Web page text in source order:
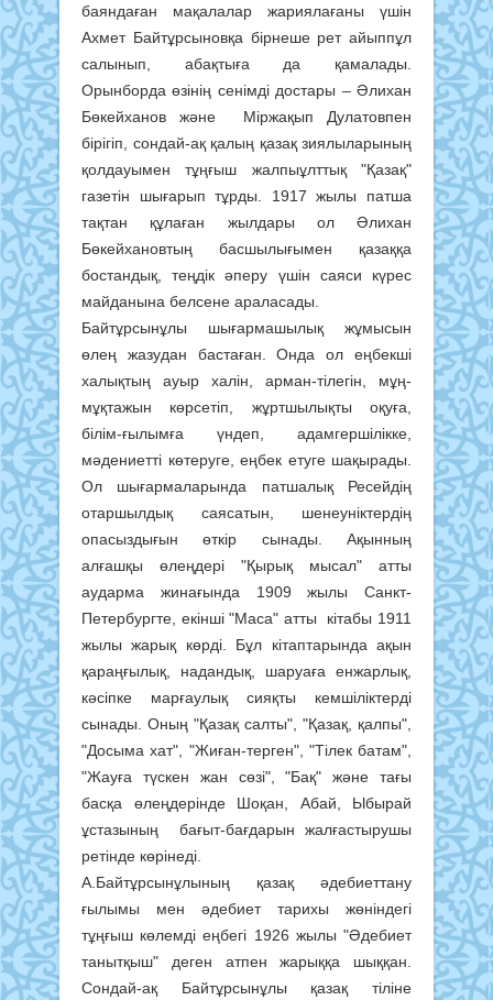
баяндаған мақалалар жариялағаны үшін
Ахмет Байтұрсыновқа бірнеше рет айыппұл
салынып, абақтыға да қамалады.
Орынборда өзінің сенімді достары – Әлихан
Бөкейханов және Міржақып Дулатовпен
бірігіп, сондай-ақ қалың қазақ зиялыларының
қолдауымен тұңғыш жалпыұлттық "Қазақ"
газетін шығарып тұрды. 1917 жылы патша
тақтан құлаған жылдары ол Әлихан
Бөкейхановтың басшылығымен қазаққа
бостандық, теңдік әперу үшін саяси күрес
майданына белсене араласады.
Байтұрсынұлы шығармашылық жұмысын
өлең жазудан бастаған. Онда ол еңбекші
халықтың ауыр халін, арман-тілегін, мұң-
мұқтажын көрсетіп, жұртшылықты оқуға,
білім-ғылымға үндеп, адамгершілікке,
мәдениетті көтеруге, еңбек етуге шақырады.
Ол шығармаларында патшалық Ресейдің
отаршылдық саясатын, шенеуніктердің
опасыздығын өткір сынады. Ақынның
алғашқы өлеңдері "Қырық мысал" атты
аударма жинағында 1909 жылы Санкт-
Петербургте, екінші "Маса" атты кітабы 1911
жылы жарық көрді. Бұл кітаптарында ақын
қараңғылық, надандық, шаруаға енжарлық,
кәсіпке марғаулық сияқты кемшіліктерді
сынады. Оның "Қазақ салты", "Қазақ, қалпы",
"Досыма хат", "Жиған-терген", "Тілек батам",
"Жауға түскен жан сөзі", "Бақ" және тағы
басқа өлеңдерінде Шоқан, Абай, Ыбырай
ұстазының бағыт-бағдарын жалғастырушы
ретінде көрінеді.
А.Байтұрсынұлының қазақ әдебиеттану
ғылымы мен әдебиет тарихы жөніндегі
тұңғыш көлемді еңбегі 1926 жылы "Әдебиет
танытқыш" деген атпен жарыққа шыққан.
Сондай-ақ Байтұрсынұлы қазақ тіліне